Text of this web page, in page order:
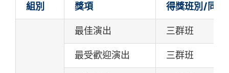
組別 獎項 得獎班別/同學
最佳演出 三群班
最受歡迎演出 三群班